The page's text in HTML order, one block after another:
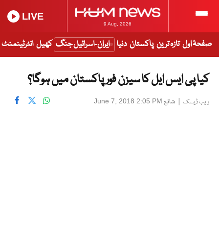
9 Aug, 2026
LIVE
صفحۂ اول تازہ ترین پاکستان دنیا ایران-اسرائیل جنگ کھیل انٹرٹینمنٹ
کیا پی ایس ایل کا سیزن فور پاکستان میں ہوگا؟
ویب ڈیسک | شائع June 7, 2018 2:05 PM